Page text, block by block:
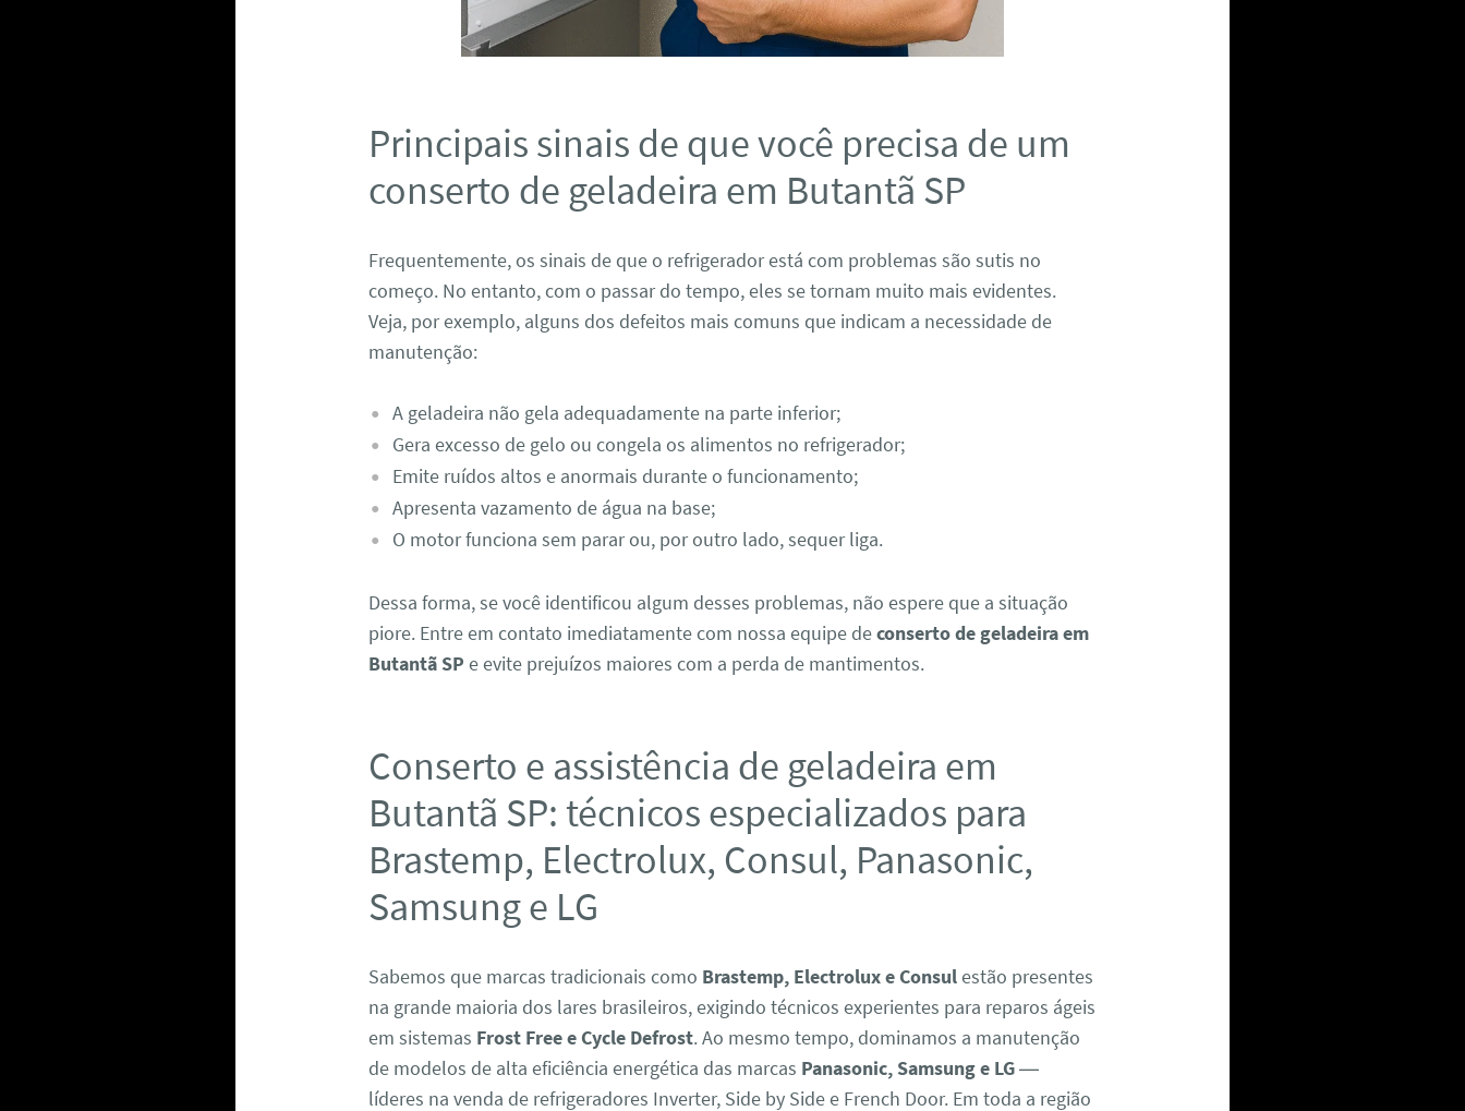
Principais sinais de que você precisa de um
conserto de geladeira em Butantã SP
Frequentemente, os sinais de que o refrigerador está com problemas são sutis no
começo. No entanto, com o passar do tempo, eles se tornam muito mais evidentes.
Veja, por exemplo, alguns dos defeitos mais comuns que indicam a necessidade de
manutenção:
A geladeira não gela adequadamente na parte inferior;
Gera excesso de gelo ou congela os alimentos no refrigerador;
Emite ruídos altos e anormais durante o funcionamento;
Apresenta vazamento de água na base;
O motor funciona sem parar ou, por outro lado, sequer liga.
Dessa forma, se você identificou algum desses problemas, não espere que a situação
piore. Entre em contato imediatamente com nossa equipe deconserto de geladeira em
Butantã SP e evite prejuízos maiores com a perda de mantimentos.
Conserto e assistência de geladeira em
Butantã SP: técnicos especializados para
Brastemp, Electrolux, Consul, Panasonic,
Samsung e LG
Sabemos que marcas tradicionais como Brastemp, Electrolux e Consulestão presentes
na grande maioria dos lares brasileiros, exigindo técnicos experientes para reparos ágeis
em sistemas Frost Free e Cycle Defrost. Ao mesmo tempo, dominamos a manutenção
de modelos de alta eficiência energética das marcas Panasonic, Samsung e LG—
líderes na venda de refrigeradores Inverter, Side by Side e French Door. Em toda a região